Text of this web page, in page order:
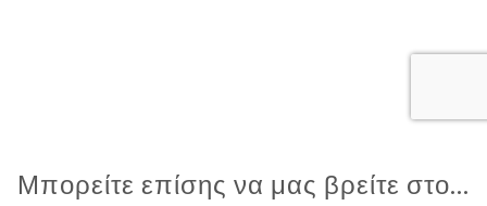
Μπορείτε επίσης να μας βρείτε στο...